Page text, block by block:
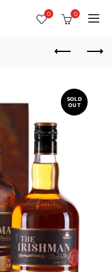
0 0
SOLD
OUT